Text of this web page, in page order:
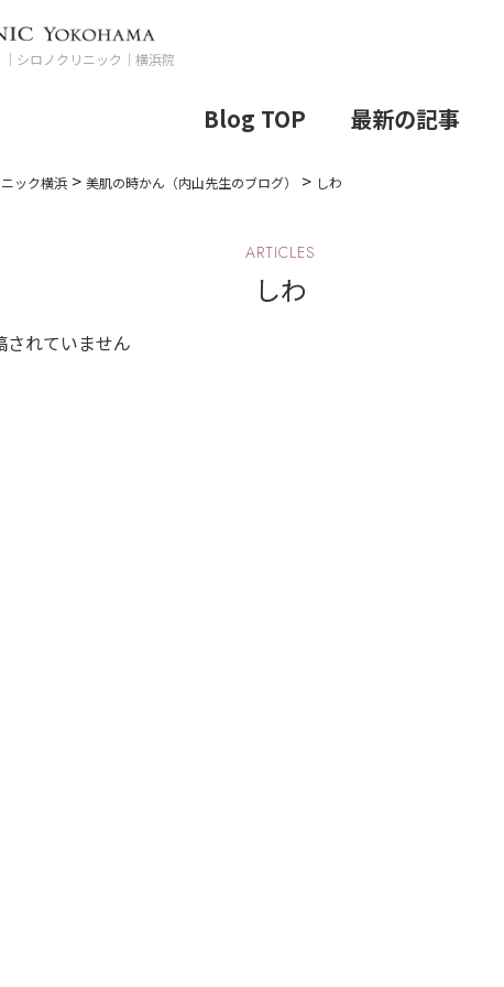
シロノクリニック｜横浜院
Blog TOP 最新の記事
ック横浜 > 美肌の時かん（内山先生のブログ） > しわ
ARTICLES
しわ
されていません